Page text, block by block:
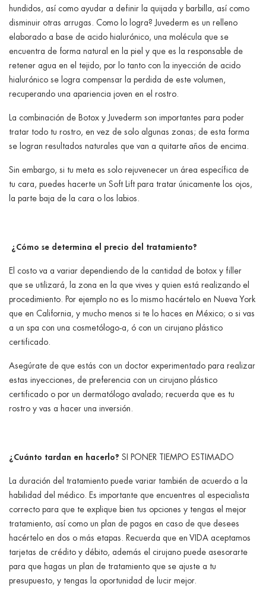
hundidos, así como ayudar a definir la quijada y barbilla, así como
disminuir otras arrugas. Como lo logra? Juvederm es un relleno
elaborado a base de acido hialurónico, una molécula que se
encuentra de forma natural en la piel y que es la responsable de
retener agua en el tejido, por lo tanto con la inyección de acido
hialurónico se logra compensar la perdida de este volumen,
recuperando una apariencia joven en el rostro.
La combinación de Botox y Juvederm son importantes para poder
tratar todo tu rostro, en vez de solo algunas zonas; de esta forma
se logran resultados naturales que van a quitarte años de encima.
Sin embargo, si tu meta es solo rejuvenecer un área específica de
tu cara, puedes hacerte un Soft Lift para tratar únicamente los ojos,
la parte baja de la cara o los labios.
¿Cómo se determina el precio del tratamiento?
El costo va a variar dependiendo de la cantidad de botox y filler
que se utilizará, la zona en la que vives y quien está realizando el
procedimiento. Por ejemplo no es lo mismo hacértelo en Nueva York
que en California, y mucho menos si te lo haces en México; o si vas
a un spa con una cosmetólogo-a, ó con un cirujano plástico
certificado.
Asegúrate de que estás con un doctor experimentado para realizar
estas inyecciones, de preferencia con un cirujano plástico
certificado o por un dermatólogo avalado; recuerda que es tu
rostro y vas a hacer una inversión.
¿Cuánto tardan en hacerlo? SI PONER TIEMPO ESTIMADO
La duración del tratamiento puede variar también de acuerdo a la
habilidad del médico. Es importante que encuentres al especialista
correcto para que te explique bien tus opciones y tengas el mejor
tratamiento, así como un plan de pagos en caso de que desees
hacértelo en dos o más etapas. Recuerda que en VIDA aceptamos
tarjetas de crédito y débito, además el cirujano puede asesorarte
para que hagas un plan de tratamiento que se ajuste a tu
presupuesto, y tengas la oportunidad de lucir mejor.